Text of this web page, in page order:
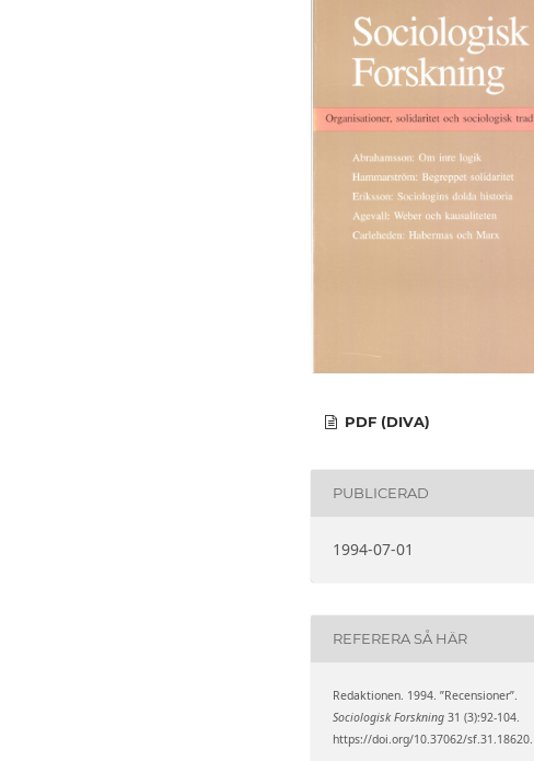
PDF (DIVA)
PUBLICERAD
1994-07-01
REFERERA SÅ HÄR
Redaktionen. 1994. ”Recensioner”.
Sociologisk Forskning 31 (3):92-104.
https://doi.org/10.37062/sf.31.18620.